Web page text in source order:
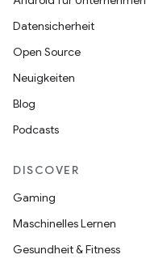
Datensicherheit
Open Source
Neuigkeiten
Blog
Podcasts
DISCOVER
Gaming
Maschinelles Lernen
Gesundheit & Fitness